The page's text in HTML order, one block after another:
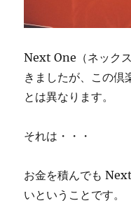
Next One（ネック
きましたが、この倶
とは異なります。
それは・・・
お金を積んでも
いということです。